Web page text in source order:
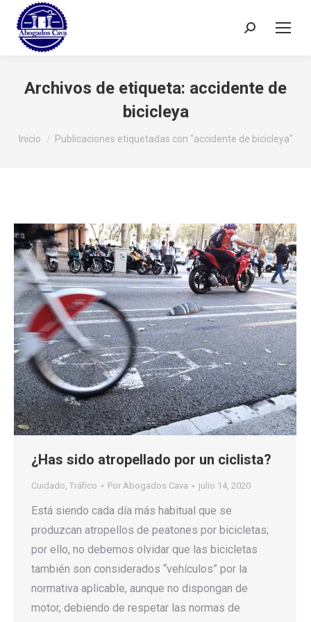
Buscar:
Archivos de etiqueta: accidente de
bicicleya
Estás aquí:
Inicio Publicaciones etiquetadas con "accidente de bicicleya"
¿Has sido atropellado por un ciclista?
Cuidado, Tráfico Por Abogados Cava julio 14, 2020
Está siendo cada día más habitual que se
produzcan atropellos de peatones por bicicletas;
por ello, no debemos olvidar que las bicicletas
también son considerados “vehículos” por la
normativa aplicable, aunque no dispongan de
motor, debiendo de respetar las normas de